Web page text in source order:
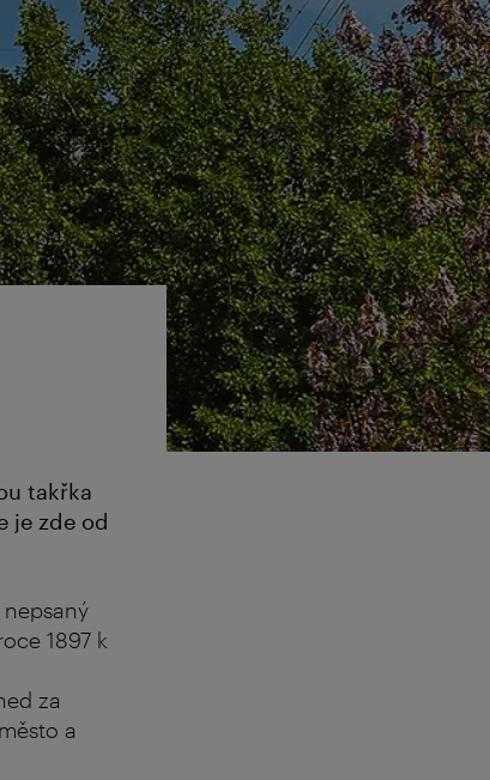
takřka
je zde od
1897 k
za
a